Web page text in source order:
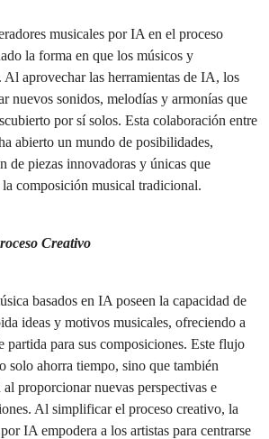
musicales por IA en el proceso
la forma en que los músicos y
Al aprovechar las herramientas de IA, los
nuevos sonidos, melodías y armonías que
por sí solos. Esta colaboración entre
abierto un mundo de posibilidades,
de piezas innovadoras y únicas que
composición musical tradicional.
Creativo
basados en IA poseen la capacidad de
ideas y motivos musicales, ofreciendo a
partida para sus composiciones. Este flujo
solo ahorra tiempo, sino que también
proporcionar nuevas perspectivas e
Al simplificar el proceso creativo, la
IA empodera a los artistas para centrarse